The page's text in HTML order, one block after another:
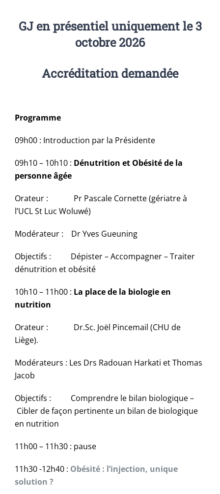
GJ en présentiel uniquement le 3
octobre 2026
Accréditation demandée
Programme
09h00 : Introduction par la Présidente
09h10 – 10h10 : Dénutrition et Obésité de la
personne âgée
Orateur : Pr Pascale Cornette (gériatre à
l’UCL St Luc Woluwé)
Modérateur : Dr Yves Gueuning
Objectifs : Dépister – Accompagner – Traiter
dénutrition et obésité
10h10 – 11h00 : La place de la biologie en
nutrition
Orateur : Dr.Sc. Joël Pincemail (CHU de
Liège).
Modérateurs : Les Drs Radouan Harkati et Thomas
Jacob
Objectifs : Comprendre le bilan biologique –
Cibler de façon pertinente un bilan de biologique
en nutrition
11h00 – 11h30 : pause
11h30 -12h40 : Obésité : l’injection, unique
solution ?